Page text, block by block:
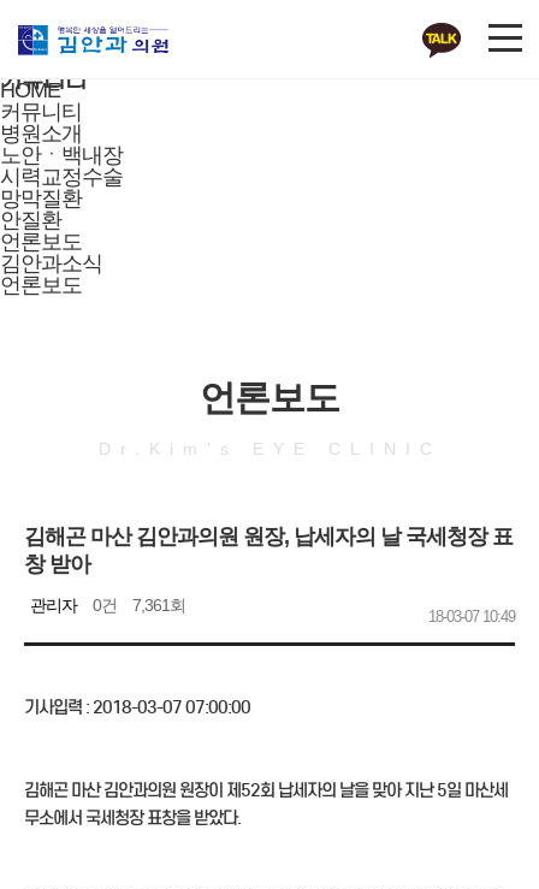
커뮤니티
HOME
커뮤니티
병원소개
노안ㆍ백내장
시력교정수술
망막질환
안질환
언론보도
김안과소식
언론보도
언론보도
Dr.Kim's EYE CLINIC
김해곤 마산 김안과의원 원장, 납세자의 날 국세청장 표
창 받아
관리자 0건 7,361회
18-03-07 10:49
기사입력 : 2018-03-07 07:00:00
김해곤 마산 김안과의원 원장이 제52회 납세자의 날을 맞아 지난 5일 마산세
무소에서 국세청장 표창을 받았다.